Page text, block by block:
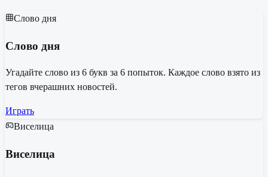
Слово дня
Слово дня
Угадайте слово из 6 букв за 6 попыток. Каждое слово взято из
тегов вчерашних новостей.
Играть
Виселица
Виселица